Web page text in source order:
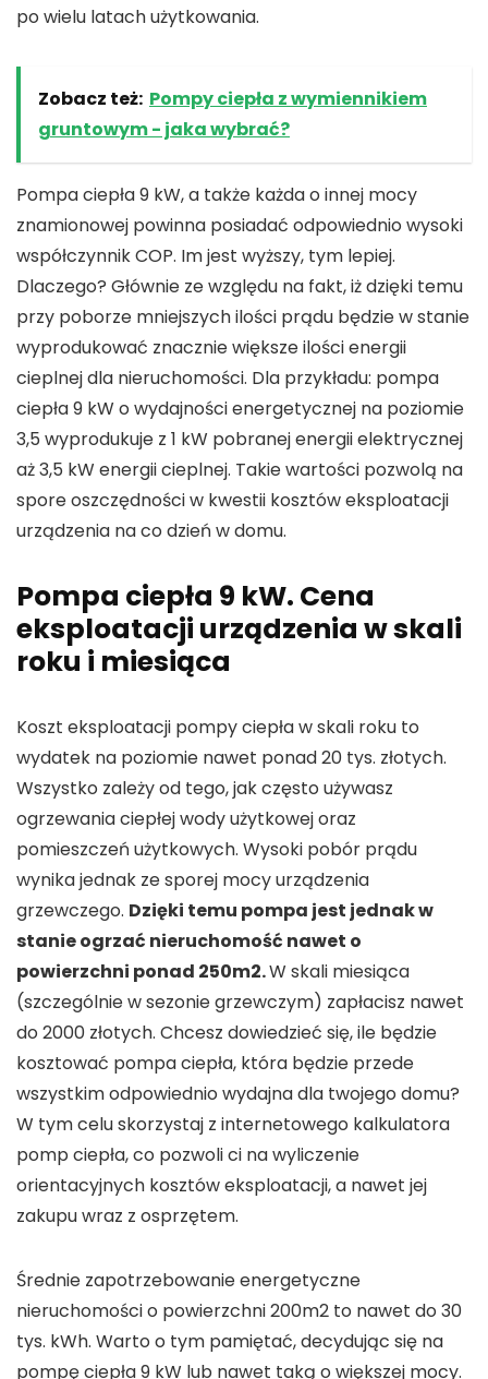
po wielu latach użytkowania.
Zobacz też: Pompy ciepła z wymiennikiem
gruntowym - jaka wybrać?
Pompa ciepła 9 kW, a także każda o innej mocy
znamionowej powinna posiadać odpowiednio wysoki
współczynnik COP. Im jest wyższy, tym lepiej.
Dlaczego? Głównie ze względu na fakt, iż dzięki temu
przy poborze mniejszych ilości prądu będzie w stanie
wyprodukować znacznie większe ilości energii
cieplnej dla nieruchomości. Dla przykładu: pompa
ciepła 9 kW o wydajności energetycznej na poziomie
3,5 wyprodukuje z 1 kW pobranej energii elektrycznej
aż 3,5 kW energii cieplnej. Takie wartości pozwolą na
spore oszczędności w kwestii kosztów eksploatacji
urządzenia na co dzień w domu.
Pompa ciepła 9 kW. Cena
eksploatacji urządzenia w skali
roku i miesiąca
Koszt eksploatacji pompy ciepła w skali roku to
wydatek na poziomie nawet ponad 20 tys. złotych.
Wszystko zależy od tego, jak często używasz
ogrzewania ciepłej wody użytkowej oraz
pomieszczeń użytkowych. Wysoki pobór prądu
wynika jednak ze sporej mocy urządzenia
grzewczego. Dzięki temu pompa jest jednak w
stanie ogrzać nieruchomość nawet o
powierzchni ponad 250m2.W skali miesiąca
(szczególnie w sezonie grzewczym) zapłacisz nawet
do 2000 złotych. Chcesz dowiedzieć się, ile będzie
kosztować pompa ciepła, która będzie przede
wszystkim odpowiednio wydajna dla twojego domu?
W tym celu skorzystaj z internetowego kalkulatora
pomp ciepła, co pozwoli ci na wyliczenie
orientacyjnych kosztów eksploatacji, a nawet jej
zakupu wraz z osprzętem.
Średnie zapotrzebowanie energetyczne
nieruchomości o powierzchni 200m2 to nawet do 30
tys. kWh. Warto o tym pamiętać, decydując się na
pompę ciepła 9 kW lub nawet taką o większej mocy.